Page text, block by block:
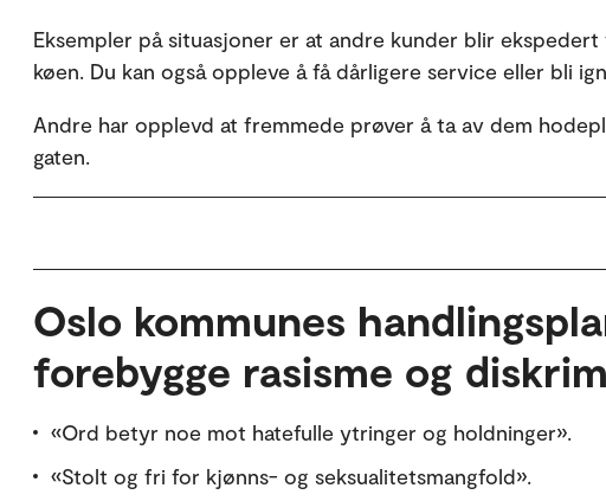
Eksempler på situasjoner er at andre kunder blir
køen. Du kan også oppleve å få dårligere service eller bli
Andre har opplevd at fremmede prøver å ta av dem
gaten.
Oslo kommunes
forebygge rasisme og
«Ord betyr noe mot hatefulle ytringer og holdninger».
«Stolt og fri for kjønns- og seksualitetsmangfold».